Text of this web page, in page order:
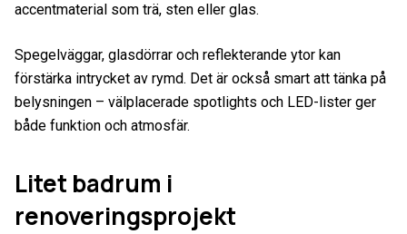
accentmaterial som trä, sten eller glas.
Spegelväggar, glasdörrar och reflekterande ytor kan
förstärka intrycket av rymd. Det är också smart att tänka på
belysningen – välplacerade spotlights och LED-lister ger
både funktion och atmosfär.
Litet badrum i
renoveringsprojekt